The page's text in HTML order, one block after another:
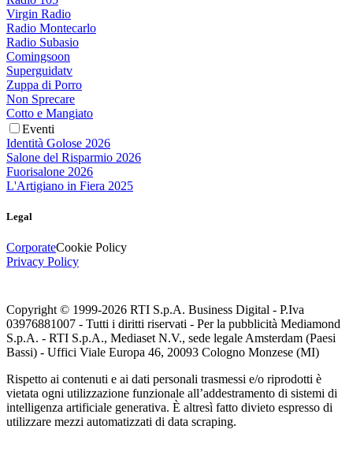
Virgin Radio
Radio Montecarlo
Radio Subasio
Comingsoon
Superguidatv
Zuppa di Porro
Non Sprecare
Cotto e Mangiato
Eventi
Identità Golose 2026
Salone del Risparmio 2026
Fuorisalone 2026
L'Artigiano in Fiera 2025
Legal
CorporateCookie Policy
Privacy Policy
Copyright © 1999-2026 RTI S.p.A. Business Digital - P.Iva
03976881007 - Tutti i diritti riservati - Per la pubblicità Mediamond
S.p.A. - RTI S.p.A., Mediaset N.V., sede legale Amsterdam (Paesi
Bassi) - Uffici Viale Europa 46, 20093 Cologno Monzese (MI)
Rispetto ai contenuti e ai dati personali trasmessi e/o riprodotti è
vietata ogni utilizzazione funzionale all’addestramento di sistemi di
intelligenza artificiale generativa. È altresì fatto divieto espresso di
utilizzare mezzi automatizzati di data scraping.